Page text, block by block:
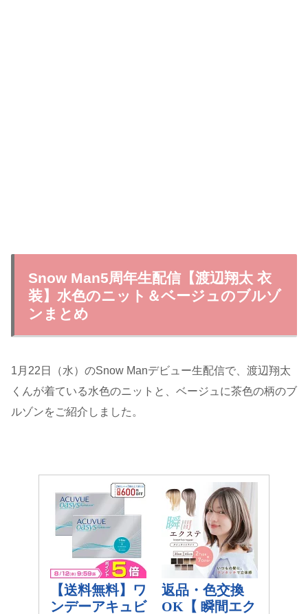
Snow Man5周年生配信【渡辺翔太 衣
装】水色のニット＆ベージュのブルゾ
ンまとめ
1月22日（水）のSnow Manデビュー生配信で、渡辺翔太
くんが着ている水色のニットと、ベージュに茶色の柄のブ
ルゾンをご紹介しました。